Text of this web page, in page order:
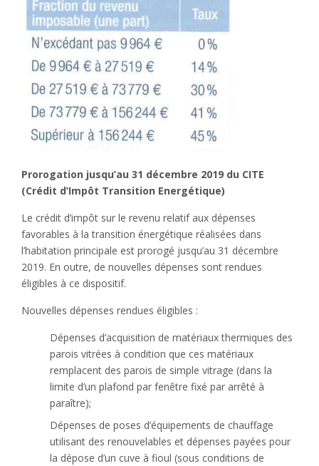
Prorogation jusqu’au 31 décembre 2019 du CITE
(Crédit d’Impôt Transition Energétique)
Le crédit d’impôt sur le revenu relatif aux dépenses
favorables à la transition énergétique réalisées dans
l’habitation principale est prorogé jusqu’au 31 décembre
2019. En outre, de nouvelles dépenses sont rendues
éligibles à ce dispositif.
Nouvelles dépenses rendues éligibles :
Dépenses d’acquisition de matériaux thermiques des
parois vitrées à condition que ces matériaux
remplacent des parois de simple vitrage (dans la
limite d’un plafond par fenêtre fixé par arrêté à
paraître);
Dépenses de poses d’équipements de chauffage
utilisant des renouvelables et dépenses payées pour
la dépose d’un cuve à fioul (sous conditions de